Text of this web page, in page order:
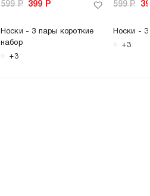
599Р 399 Р
Носки - 3 пары короткие
набор
+3
599Р
Носки - 3
+3